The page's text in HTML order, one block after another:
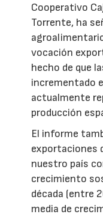
Cooperativo
Torrente, ha
vocación
hecho de que
incrementado
actualmente
producción
El informe
exportaciones
nuestro país
crecimiento
década (entre
media de